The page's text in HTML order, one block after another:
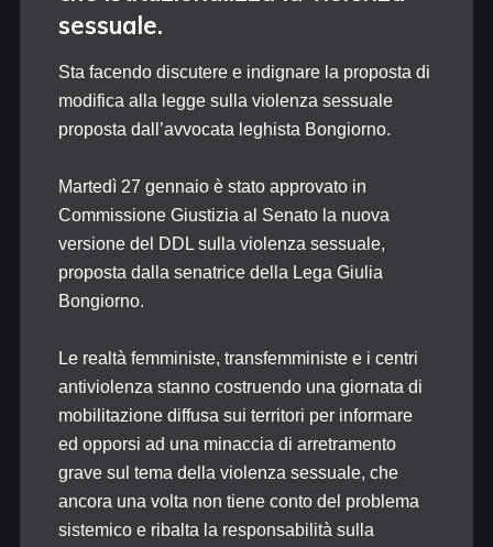
sessuale.
Sta facendo discutere e indignare la proposta di
modifica alla legge sulla violenza sessuale
proposta dall’avvocata leghista Bongiorno.
Martedì 27 gennaio è stato approvato in
Commissione Giustizia al Senato la nuova
versione del DDL sulla violenza sessuale,
proposta dalla senatrice della Lega Giulia
Bongiorno.
Le realtà femministe, transfemministe e i centri
antiviolenza stanno costruendo una giornata di
mobilitazione diffusa sui territori per informare
ed opporsi ad una minaccia di arretramento
grave sul tema della violenza sessuale, che
ancora una volta non tiene conto del problema
sistemico e ribalta la responsabilità sulla